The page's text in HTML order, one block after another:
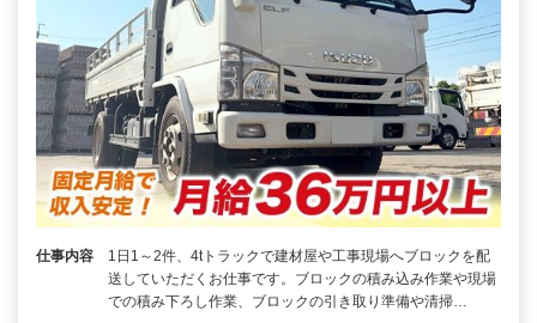
仕事内容
1日1～2件、4tトラックで建材屋や工事現場へブロックを配
送していただくお仕事です。ブロックの積み込み作業や現場
での積み下ろし作業、ブロックの引き取り準備や清掃…